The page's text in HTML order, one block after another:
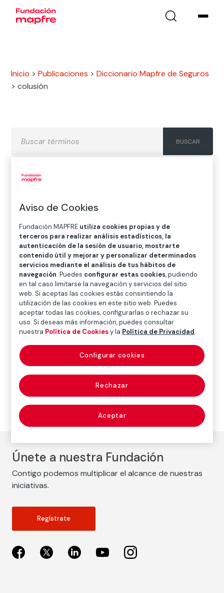
Inicio >Publicaciones >Diccionario Mapfre de Seguros
>colusión
H
J K
O
P Q R S T
U
V
W X Y Z
Diccionario de seguros
colusión (collusion)
Pacto o acuerdo que se establece con otra persona
con perjuicio o daño para un tercero.
Únete a nuestra Fundación
Contigo podemos multiplicar el alcance de nuestras
iniciativas.
Regístrate
Aviso de Cookies
Fundación MAPFRE utiliza cookies propias y de
terceros para realizar análisis estadísticos, la
autenticación de la sesión de usuario, mostrarte
contenido útil y mejorar y personalizar determinados
servicios mediante el análisis de tus hábitos de
navegación. Puedes configurar estas cookies, pudiendo
en tal caso limitarse la navegación y servicios del sitio
web. Si aceptas las cookies estás consintiendo la
utilización de las cookies en este sitio web. Puedes
aceptar todas las cookies, configurarlas o rechazar su
uso. Si deseas más información, puedes consultar
nuestra Política de Cookiesy la Política de Privacidad.
Rechazar
Aceptar
Configurar cookies